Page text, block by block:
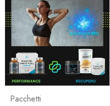
Pacchetti